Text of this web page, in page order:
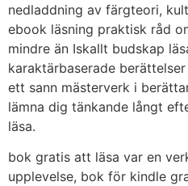
nedladdning av färgteori,
ebook läsning praktisk råd
mindre än Iskallt budskap
karaktärbaserade
ett sann mästerverk i
lämna dig tänkande långt
läsa.
bok gratis att läsa var en
upplevelse, bok för kindle